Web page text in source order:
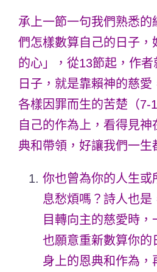
承上一節一句我們熟悉的
們怎樣數算自己的日子，
的心」，從13節起，作
日子，就是靠賴神的慈
各樣因罪而生的苦楚（7-
自己的作為上，看得見
典和帶領，好讓我們一生
你也曾為你的人生或
息愁煩嗎？詩人也是
目轉向主的慈愛時
也願意重新數算你的
身上的恩典和作為，